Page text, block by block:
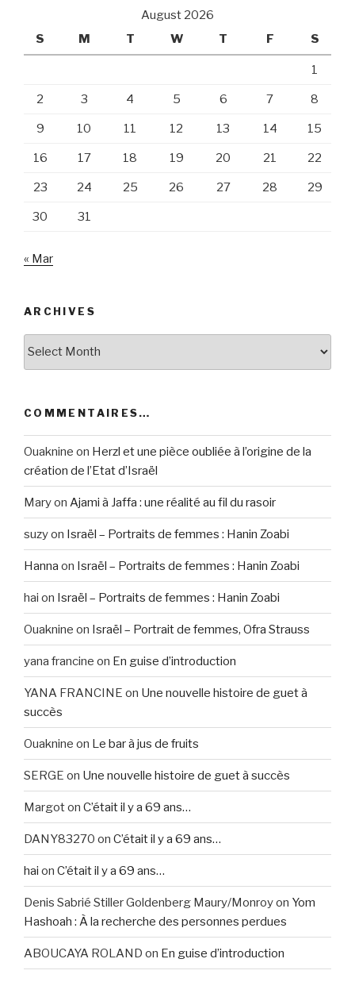
August 2026
S
M T W T F S
1
2 3 4 5 6 7 8
9 10 11 12 13 14 15
16 17 18 19 20 21 22
23 24 25 26 27 28 29
30 31
« Mar
ARCHIVES
COMMENTAIRES…
Ouaknine on Herzl et une pièce oubliée à l’origine de la
création de l’Etat d’Israël
Maryon Ajami à Jaffa : une réalité au fil du rasoir
suzyon Israël – Portraits de femmes : Hanin Zoabi
Hanna on Israël – Portraits de femmes : Hanin Zoabi
hai on Israël – Portraits de femmes : Hanin Zoabi
Ouaknine on Israël – Portrait de femmes, Ofra Strauss
yana francine on En guise d’introduction
YANA FRANCINE on Une nouvelle histoire de guet à
succès
Ouaknine on Le bar à jus de fruits
SERGE on Une nouvelle histoire de guet à succès
Margoton C’était il y a 69 ans…
DANY83270 on C’était il y a 69 ans…
hai on C’était il y a 69 ans…
Denis Sabrié Stiller Goldenberg Maury/Monroyon Yom
Hashoah : À la recherche des personnes perdues
ABOUCAYA ROLAND on En guise d’introduction